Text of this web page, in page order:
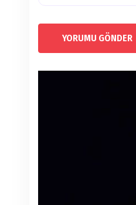
YORUMU GÖNDER